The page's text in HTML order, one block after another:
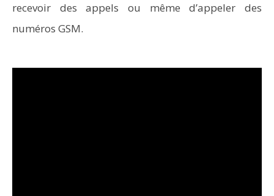
recevoir des appels ou même d’appeler des
numéros GSM.